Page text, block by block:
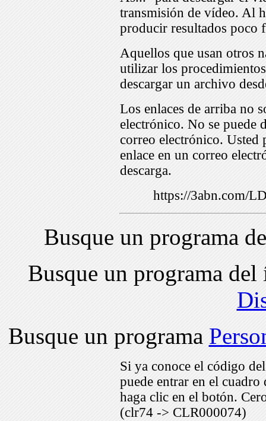
transmisión de vídeo. Al
producir resultados poco
Aquellos que usan otros
utilizar los
descargar un archivo
Los enlaces de arriba no
electrónico. No se puede
correo electrónico. Usted
enlace en un correo
descarga.
https://3abn.com/
Busque un programa
Busque un programa
Busque un programa
Si ya conoce el código
puede entrar en el
haga clic en el botón.
(clr74 -> CLR000074)